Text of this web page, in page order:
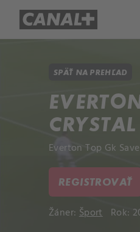
SPÄŤ NA PREHĽAD
Everton Top Gk
REGISTROVAŤ
Žáner: Šport Rok: